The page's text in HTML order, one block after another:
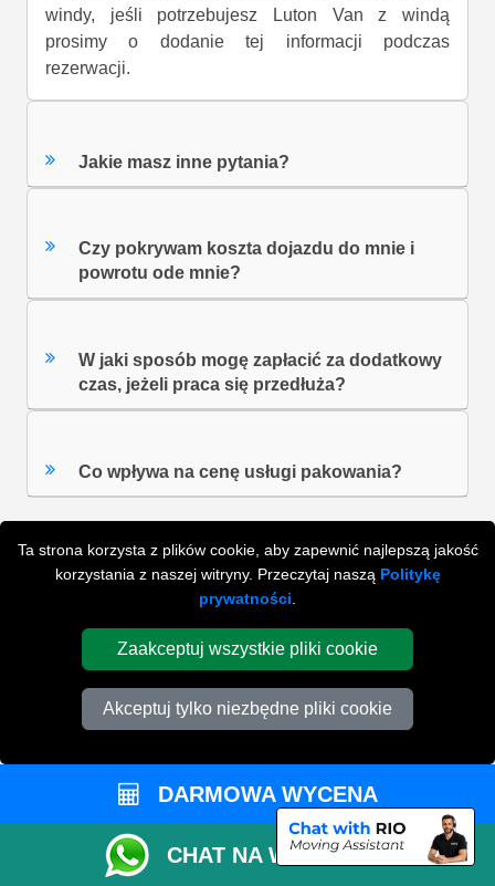
Ta strona korzysta z plików cookie, aby zapewnić najlepszą jakość
korzystania z naszej witryny. Przeczytaj naszą Politykę
prywatności
Zaakceptuj wszystkie pliki cookie
Akceptuj tylko niezbędne pliki cookie
windy, jeśli potrzebujesz Luton Van z windą
prosimy o dodanie tej informacji podczas
rezerwacji.
Jakie masz inne pytania?
Czy pokrywam koszta dojazdu do mnie i
powrotu ode mnie?
W jaki sposób mogę zapłacić za dodatkowy
czas, jeżeli praca się przedłuża?
Co wpływa na cenę usługi pakowania?
ZOBACZ WSZYSTKIE FAQ'S
WYSZUKAJ W NAJCZĘŚCIEJ ZADAWANYCH
PYTANIACH
ZACZNIJ WPISYWAĆ SWOJE PYTANIE I WYBIERZ Z
PONIŻSZYCH WYNIKÓW
DARMOWA WYCENA
CHAT NA WHATSAPP